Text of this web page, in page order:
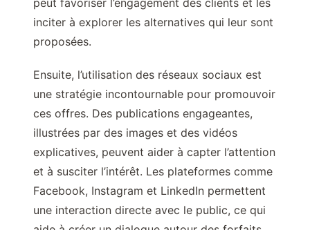
peut favoriser l’engagement des clients et les
inciter à explorer les alternatives qui leur sont
proposées.
Ensuite, l’utilisation des réseaux sociaux est
une stratégie incontournable pour promouvoir
ces offres. Des publications engageantes,
illustrées par des images et des vidéos
explicatives, peuvent aider à capter l’attention
et à susciter l’intérêt. Les plateformes comme
Facebook, Instagram et LinkedIn permettent
une interaction directe avec le public, ce qui